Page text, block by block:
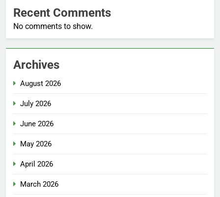
Recent Comments
No comments to show.
Archives
August 2026
July 2026
June 2026
May 2026
April 2026
March 2026